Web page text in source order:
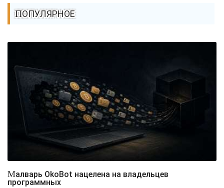
ПОПУЛЯРНОЕ
Малварь OkoBot нацелена на владельцев
программных